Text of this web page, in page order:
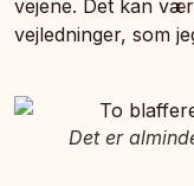
vejene. Det kan
vejledninger, som
Det er